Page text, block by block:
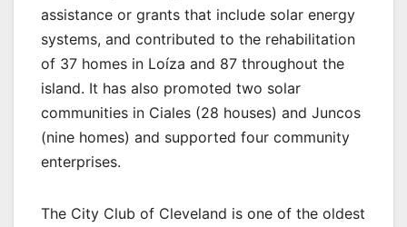
assistance or grants that include solar energy
systems, and contributed to the rehabilitation
of 37 homes in Loíza and 87 throughout the
island. It has also promoted two solar
communities in Ciales (28 houses) and Juncos
(nine homes) and supported four community
enterprises.
The City Club of Cleveland is one of the oldest